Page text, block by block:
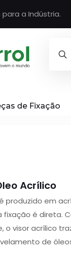
a Indústria.
de Fixação
Acrílico
produzido em
fixação é direta.
o visor acrílico
de